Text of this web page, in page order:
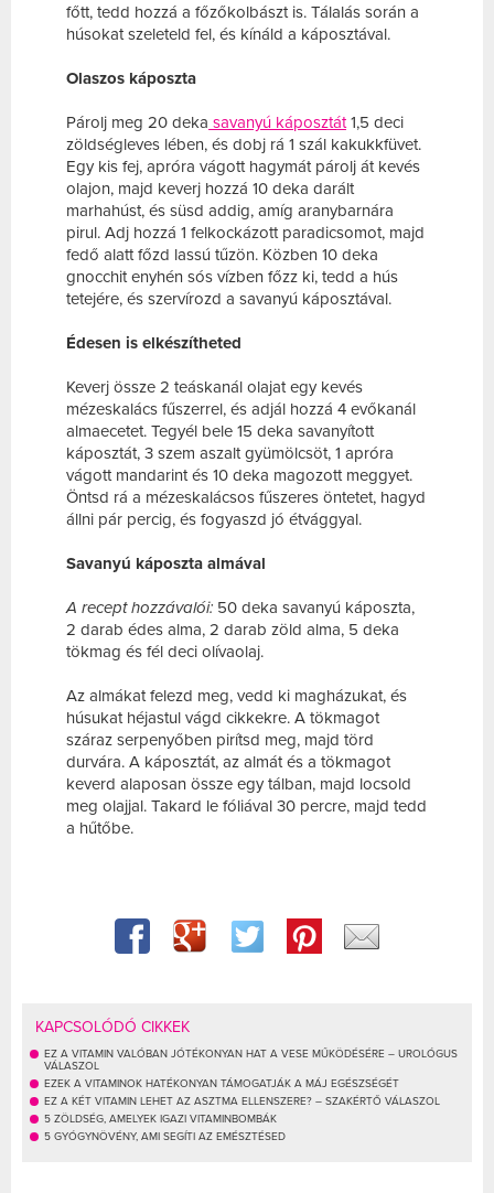
főtt, tedd hozzá a főzőkolbászt is. Tálalás során a
húsokat szeleteld fel, és kínáld a káposztával.
Olaszos káposzta
Párolj meg 20 deka savanyú káposztát1,5 deci
zöldségleves lében, és dobj rá 1 szál kakukkfüvet.
Egy kis fej, apróra vágott hagymát párolj át kevés
olajon, majd keverj hozzá 10 deka darált
marhahúst, és süsd addig, amíg aranybarnára
pirul. Adj hozzá 1 felkockázott paradicsomot, majd
fedő alatt főzd lassú tűzön. Közben 10 deka
gnocchit enyhén sós vízben főzz ki, tedd a hús
tetejére, és szervírozd a savanyú káposztával.
Édesen is elkészítheted
Keverj össze 2 teáskanál olajat egy kevés
mézeskalács fűszerrel, és adjál hozzá 4 evőkanál
almaecetet. Tegyél bele 15 deka savanyított
káposztát, 3 szem aszalt gyümölcsöt, 1 apróra
vágott mandarint és 10 deka magozott meggyet.
Öntsd rá a mézeskalácsos fűszeres öntetet, hagyd
állni pár percig, és fogyaszd jó étvággyal.
Savanyú káposzta almával
A recept hozzávalói: 50 deka savanyú káposzta,
2 darab édes alma, 2 darab zöld alma, 5 deka
tökmag és fél deci olívaolaj.
Az almákat felezd meg, vedd ki magházukat, és
húsukat héjastul vágd cikkekre. A tökmagot
száraz serpenyőben pirítsd meg, majd törd
durvára. A káposztát, az almát és a tökmagot
keverd alaposan össze egy tálban, majd locsold
meg olajjal. Takard le fóliával 30 percre, majd tedd
a hűtőbe.
KAPCSOLÓDÓ CIKKEK
EZ A VITAMIN VALÓBAN JÓTÉKONYAN HAT A VESE MŰKÖDÉSÉRE – UROLÓGUS
VÁLASZOL
EZEK A VITAMINOK HATÉKONYAN TÁMOGATJÁK A MÁJ EGÉSZSÉGÉT
EZ A KÉT VITAMIN LEHET AZ ASZTMA ELLENSZERE? – SZAKÉRTŐ VÁLASZOL
5 ZÖLDSÉG, AMELYEK IGAZI VITAMINBOMBÁK
5 GYÓGYNÖVÉNY, AMI SEGÍTI AZ EMÉSZTÉSED